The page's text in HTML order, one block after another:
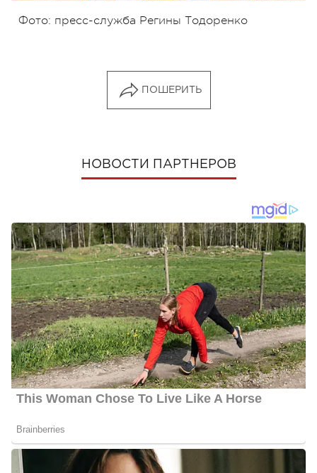
Фото: пресс-служба Регины Тодоренко
ПОШЕРИТЬ
НОВОСТИ ПАРТНЕРОВ